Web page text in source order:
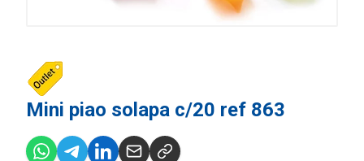
Mini piao solapa c/20 ref 863